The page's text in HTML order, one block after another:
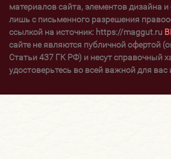
материалов сайта, элементов дизайна
лишь с письменного разрешения
ссылкой на источник: https://maggut.ru
сайте не являются публичной офертой
Статьи 437 ГК РФ) и несут справочный
удостоверьтесь во всей важной для